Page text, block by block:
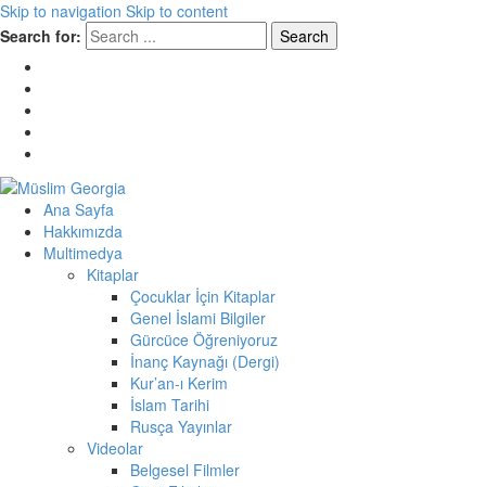
Skip to navigation Skip to content
Search for:
Müslim Georgia
Ana Sayfa
Hakkımızda
Multimedya
Kitaplar
Çocuklar İçin Kitaplar
Genel İslami Bilgiler
Gürcüce Öğreniyoruz
İnanç Kaynağı (Dergi)
Kur’an-ı Kerim
İslam Tarihi
Rusça Yayınlar
Videolar
Belgesel Filmler